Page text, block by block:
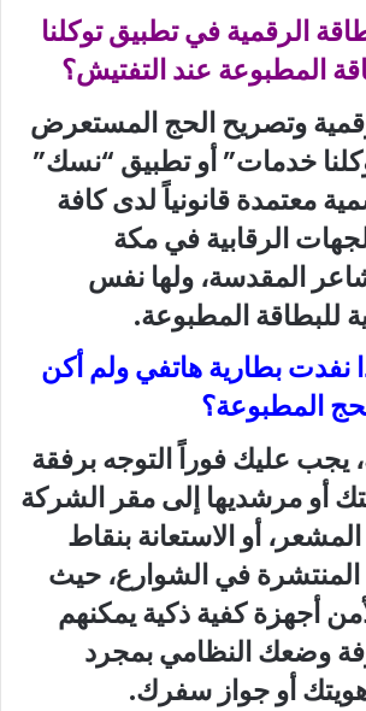
الرقمية في تطبيق توكلنا
المطبوعة عند التفتيش؟
وتصريح الحج المستعرض
خدمات” أو تطبيق “نسك”
معتمدة قانونياً لدى كافة
الرقابية في مكة
المقدسة، ولها نفس
للبطاقة المطبوعة.
نفدت بطارية هاتفي ولم أكن
المطبوعة؟
يجب عليك فوراً التوجه برفقة
أو مرشديها إلى مقر الشركة
المشعر، أو الاستعانة بنقاط
المنتشرة في الشوارع، حيث
أجهزة كفية ذكية يمكنهم
وضعك النظامي بمجرد
أو جواز سفرك.